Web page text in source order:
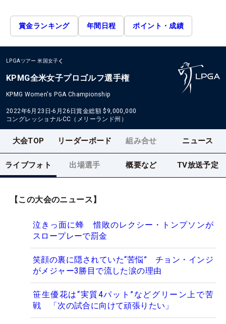
賞金ランキング 年間日程 ポイント・成績
LPGAツアー 米国女子
KPMG全米女子プロゴルフ選手権
KPMG Women's PGA Championship
2022年6月23日-6月26日賞金総額 $9,000,000
コングレッショナルCC（メリーランド州）
大会TOP リーダーボード 組み合せ ニュース
ライブフォト 出場選手 概要など TV放送予定
【この大会のニュース】
泣きっ面に蜂 惜敗のレクシー・トンプソンが
スロープレーで罰金
笑顔の裏に隠されていた“苦悩” チョン・インジ
がメジャー3勝目で流した涙の理由
笹生優花は“実質4パット”などグリーン上で苦
戦 「次の試合に向けて頑張りたい」